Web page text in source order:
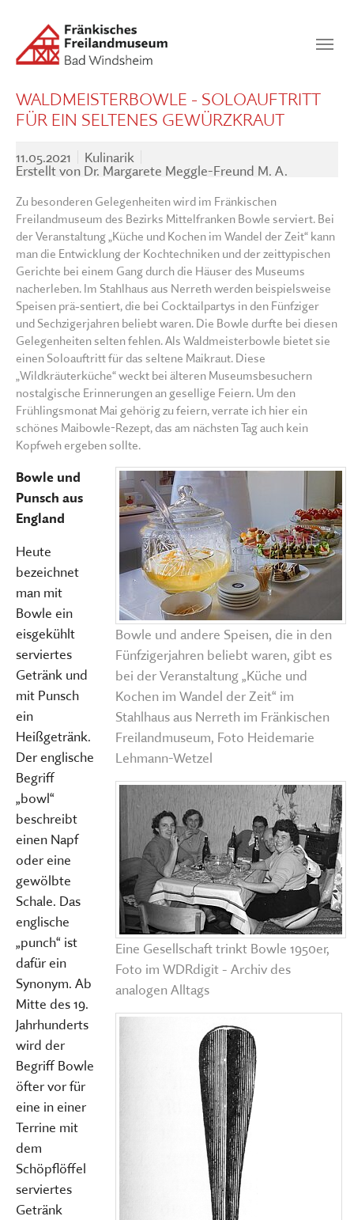
SUCHEN
WALDMEISTERBOWLE - SOLOAUFTRITT
FÜR EIN SELTENES GEWÜRZKRAUT
11.05.2021
Kulinarik
Erstellt von Dr. Margarete Meggle-Freund M. A.
Zu besonderen Gelegenheiten wird im Fränkischen
Freilandmuseum des Bezirks Mittelfranken Bowle serviert. Bei
der Veranstaltung „Küche und Kochen im Wandel der Zeit“ kann
man die Entwicklung der Kochtechniken und der zeittypischen
Gerichte bei einem Gang durch die Häuser des Museums
nacherleben. Im Stahlhaus aus Nerreth werden beispielsweise
Speisen prä-sentiert, die bei Cocktailpartys in den Fünfziger
und Sechzigerjahren beliebt waren. Die Bowle durfte bei diesen
Gelegenheiten selten fehlen. Als Waldmeisterbowle bietet sie
einen Soloauftritt für das seltene Maikraut. Diese
„Wildkräuterküche“ weckt bei älteren Museumsbesuchern
nostalgische Erinnerungen an gesellige Feiern. Um den
Frühlingsmonat Mai gehörig zu feiern, verrate ich hier ein
schönes Maibowle-Rezept, das am nächsten Tag auch kein
Kopfweh ergeben sollte.
Bowle und andere Speisen, die in den
Fünfzigerjahren beliebt waren, gibt es
bei der Veranstaltung „Küche und
Kochen im Wandel der Zeit“ im
Stahlhaus aus Nerreth im Fränkischen
Freilandmuseum, Foto Heidemarie
Lehmann-Wetzel
Eine Gesellschaft trinkt Bowle 1950er,
Foto im WDRdigit - Archiv des
analogen Alltags
Bowle und
Punsch aus
England
Heute
bezeichnet
man mit
Bowle ein
eisgekühlt
serviertes
Getränk und
mit Punsch
ein
Heißgetränk.
Der englische
Begriff
„bowl“
beschreibt
einen Napf
oder eine
gewölbte
Schale. Das
englische
„punch“ ist
dafür ein
Synonym. Ab
Mitte des 19.
Jahrhunderts
wird der
Begriff Bowle
öfter vor für
eine in einer
Terrine mit
dem
Schöpflöffel
serviertes
Getränk